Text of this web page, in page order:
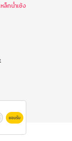
ล็กน่ำเซ้ง
ยอมรับ